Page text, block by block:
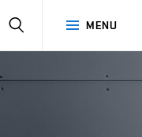
MENU